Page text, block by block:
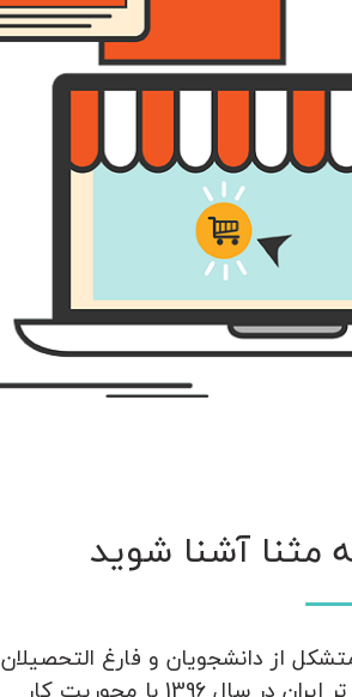
مثنا آشنا شوید
از دانشجویان و فارغ التحصیلان